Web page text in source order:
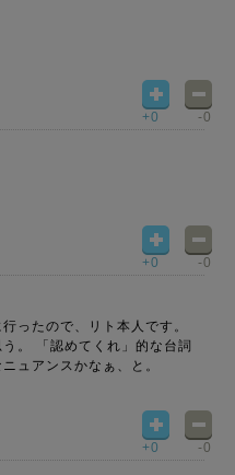
+0 -0
+0 -0
ったので、リト本人です。
。 「認めてくれ」的な台詞
ュアンスかなぁ、と。
+0 -0